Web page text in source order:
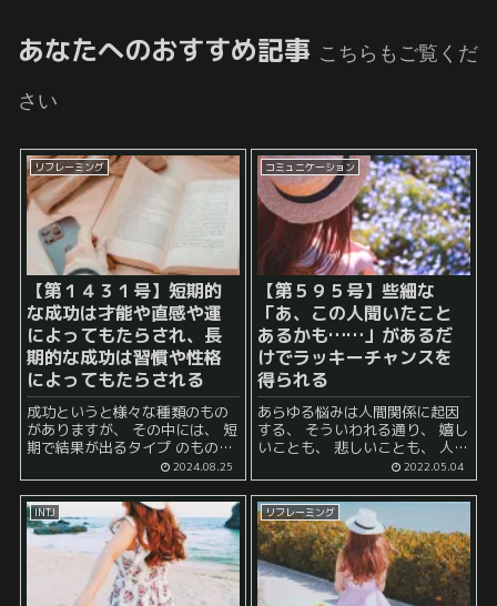
あなたへのおすすめ記事 こちらもご覧くだ
さい
リフレーミング
【第１４３１号】短期的
な成功は才能や直感や運
によってもたらされ、長
期的な成功は習慣や性格
によってもたらされる
成功というと様々な種類のもの
がありますが、 その中には、 短
期で結果が出るタイプ のものと
長期で結果が出るタイプ のもの
があります。 早熟 と呼ばれる人
もいれば、 大器晩成 と呼ばれ...
2024.08.25
コミュニケーション
【第５９５号】些細な
「あ、この人聞いたこと
あるかも……」があるだ
けでラッキーチャンスを
得られる
あらゆる悩みは人間関係に起因
する、 そういわれる通り、 嬉し
いことも、 悲しいことも、 人間
を通してやってくることが多い
ものです。 例えば、あなたが仕
事をしていて毎月給与をもらえ
2022.05.04
INTJ リフレーミング